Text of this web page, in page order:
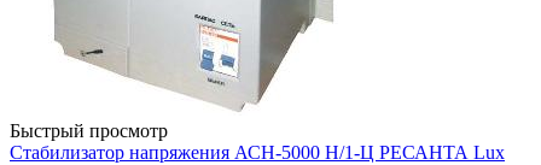
Быстрый просмотр
Стабилизатор напряжения АСН-5000 Н/1-Ц РЕСАНТА Lux